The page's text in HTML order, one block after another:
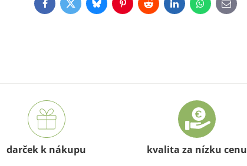
FacebookTwitterBlueskyPinterestRedditLinkedInWhatsApp
E-
mail
darček k nákupu kvalita za nízku cenu